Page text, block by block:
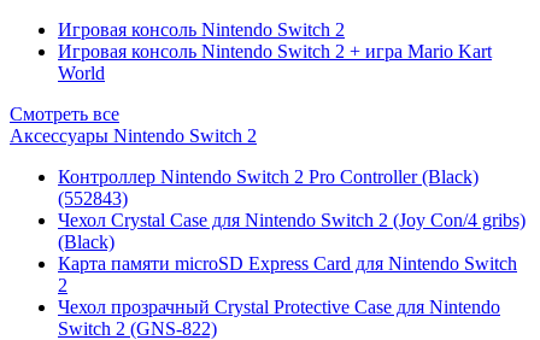
Игровая консоль Nintendo Switch 2
Игровая консоль Nintendo Switch 2 + игра Mario Kart
World
Смотреть все
Аксессуары Nintendo Switch 2
Контроллер Nintendo Switch 2 Pro Controller (Black)
(552843)
Чехол Сrystal Сase для Nintendo Switch 2 (Joy Con/4 gribs)
(Black)
Карта памяти microSD Express Card для Nintendo Switch
2
Чехол прозрачный Crystal Protective Case для Nintendo
Switch 2 (GNS-822)